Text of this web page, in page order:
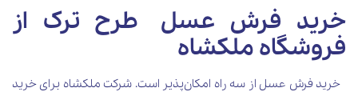
خرید فرش عسل طرح ترک از
فروشگاه ملکشاه
خرید فرش عسل از سه راه امکان‌پذیر است. شرکت ملکشاه برای خرید